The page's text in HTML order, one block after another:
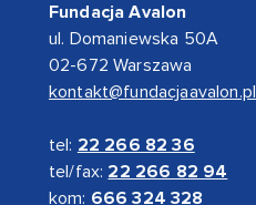
Fundacja Avalon
ul. Domaniewska 50A
02-672 Warszawa
kontakt@fundacjaavalon.pl
tel: 22 266 82 36
tel/fax: 22 266 82 94
kom: 666 324 328